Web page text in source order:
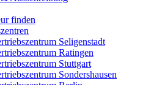
finden
Seligenstadt
Ratingen
Stuttgart
Sondershausen